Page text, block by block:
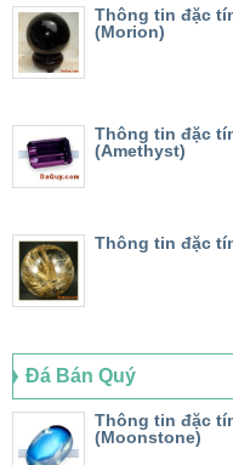
Thông tin đặc
(Morion)
Thông tin đặc
(Amethyst)
Thông tin đặc
Đá Bán Quý
Thông tin đặc
(Moonstone)